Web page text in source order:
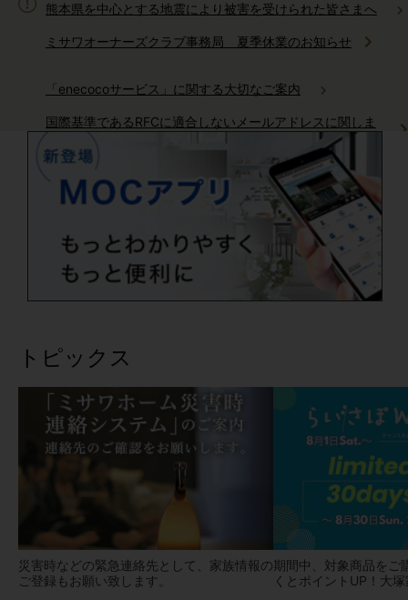
熊本県を中心とする地震により被害を受けられた皆さまへ
ミサワオーナーズクラブ事務局 夏季休業のお知らせ
「enecocoサービス」に関する大切なご案内
国際基準であるRFCに適合しないメールアドレスに関しま
してご確認をお願いいたします
ミサワホームからのお電話に関しまして
AI住まいの自動運転「生活サポートサービス」サービス終了の
ご案内
「健康リスク予報」サービス終了のご案内
トピックス
災害時などの緊急連絡先として、家族情報の
ご登録もお願い致します。
期間中、対象商品をご
くとポイントUP！大